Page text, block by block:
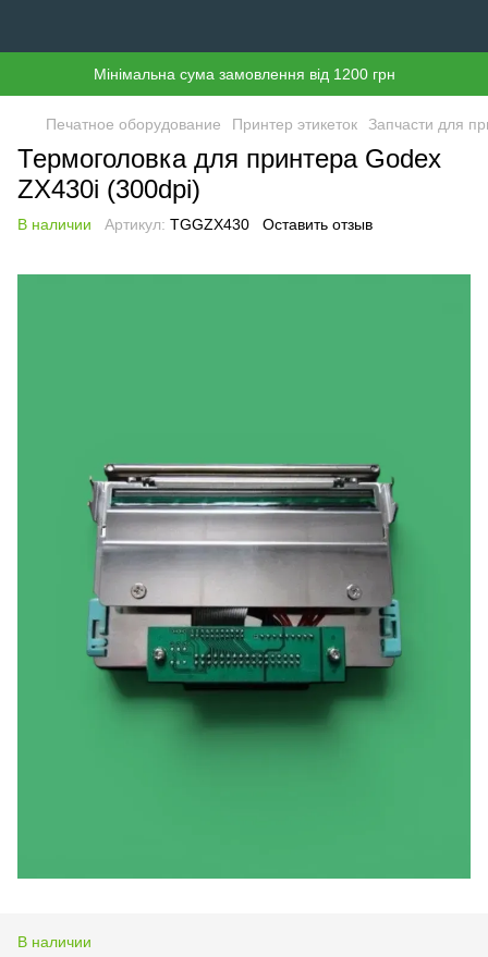
Мінімальна сума замовлення від 1200 грн
Печатное оборудование Принтер этикеток Запчасти для
Термоголовка для принтера Godex
ZX430i (300dpi)
В наличии Артикул: TGGZX430 Оставить отзыв
В наличии